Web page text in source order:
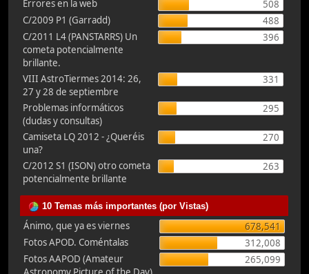
Errores en la web
508
C/2009 P1 (Garradd)
488
C/2011 L4 (PANSTARRS) Un
cometa potencialmente
brillante.
396
VIII AstroTiermes 2014: 26,
27 y 28 de septiembre
331
Problemas informáticos
(dudas y consultas)
295
Camiseta LQ 2012 - ¿Queréis
una?
270
C/2012 S1 (ISON) otro cometa
potencialmente brillante
263
10 Temas más importantes (por Vistas)
Ánimo, que ya es viernes
678,541
Fotos APOD. Coméntalas
312,008
Fotos AAPOD (Amateur
265,099